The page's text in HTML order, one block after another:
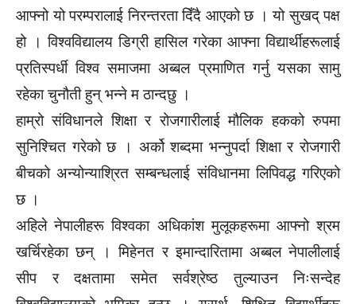
आफ्नो यो परम्परालाई निरन्तरता दिँदै आएको छ । यो सुखद् पक्ष
हो । विश्वविद्यालय डिग्री हासिल गरेका आफ्ना विद्यार्थीहरूलाई
प्रतिस्पर्धी विश्व समाजमा अब्बल प्रमाणित गर्नु यसका सामु
रहेका चुनौती हुन् भन्ने म ठान्दछु ।
हाम्रो संविधानले शिक्षा र रोजगारीलाई मौलिक हकको रुपमा
सुनिश्चित गरेको छ । अर्को शब्दमा भन्नुपर्दा शिक्षा र रोजगारी
बीचको अन्योन्याश्रित सम्बन्धलाई संविधानमा लिपिवद्ध गरिएको
छ ।
अहिले नेपालीहरू विश्वका अधिकांश मुलूकहरूमा आफ्नो श्रम
खर्चिरहेका छन् । मिहेनत र इमान्दारितामा अब्बल नेपालीलाई
सीप र दक्षतामा समेत सर्वश्रेष्ठ तुल्याउन निःसन्देह